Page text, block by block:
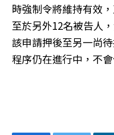
時強制令將維持有效
至於另外12名被告人
該申請押後至另一尚
程序仍在進行中，不